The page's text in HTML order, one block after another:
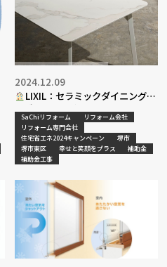
LIXIL：セラミックダイニングテ
ーブルpart３
2024.12.09
SaChiリフォーム
リフォーム会社
リフォーム専門会社
住宅省エネ2024キャンペーン
堺市
堺市東区
幸せと笑顔をプラス
補助金
補助金工事